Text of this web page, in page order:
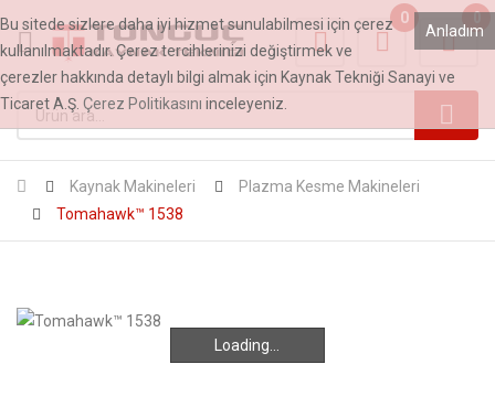
0 0
Kaynak Makineleri
Plazma Kesme Makineleri
Tomahawk™ 1538
Loading...
Loading...
Anladım
Bu sitede sizlere daha iyi hizmet sunulabilmesi için çerez
kullanılmaktadır. Çerez tercihlerinizi değiştirmek ve
çerezler hakkında detaylı bilgi almak için Kaynak Tekniği Sanayi ve
Ticaret A.Ş. Çerez Politikasını inceleyeniz.